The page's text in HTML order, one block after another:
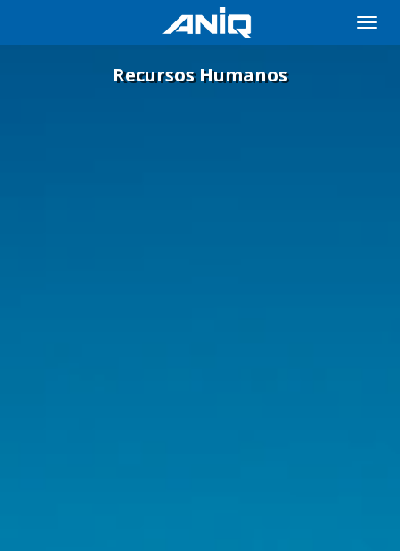
Toggle
Recursos Humanos